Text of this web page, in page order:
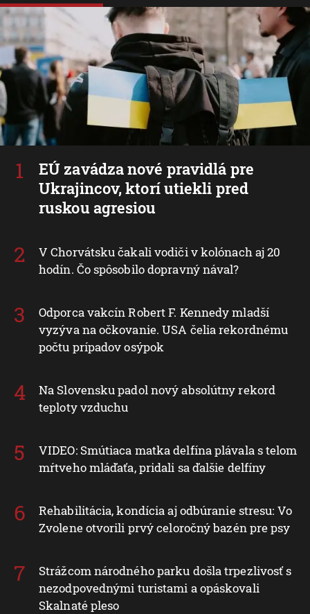
EÚ zavádza nové pravidlá pre
Ukrajincov, ktorí utiekli pred
ruskou agresiou
V Chorvátsku čakali vodiči v kolónach aj 20
hodín. Čo spôsobilo dopravný nával?
Odporca vakcín Robert F. Kennedy mladší
vyzýva na očkovanie. USA čelia rekordnému
počtu prípadov osýpok
Na Slovensku padol nový absolútny rekord
teploty vzduchu
VIDEO: Smútiaca matka delfína plávala s telom
mŕtveho mláďaťa, pridali sa ďalšie delfíny
Rehabilitácia, kondícia aj odbúranie stresu: Vo
Zvolene otvorili prvý celoročný bazén pre psy
Strážcom národného parku došla trpezlivosť s
nezodpovednými turistami a opáskovali
Skalnaté pleso